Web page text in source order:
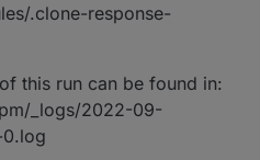
.clone-response-
this run can be found in:
_logs/2022-09-
0.log